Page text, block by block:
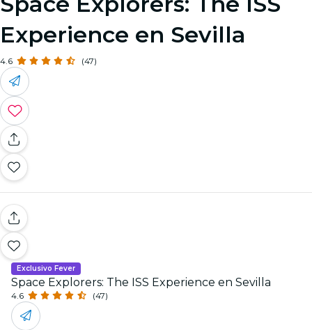
Experience en Sevilla
4.6 (47)
Exclusivo Fever
Space Explorers: The ISS Experience en Sevilla
4.6 (47)